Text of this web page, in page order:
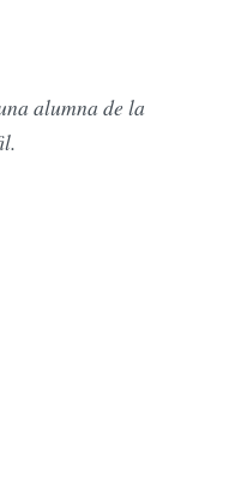
alumna de la